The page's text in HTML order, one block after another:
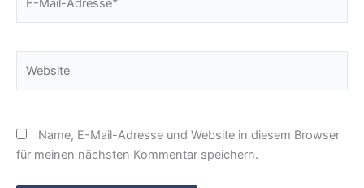
Mail-
Name, E-Mail-Adresse und Website in diesem Browser
für meinen nächsten Kommentar speichern.